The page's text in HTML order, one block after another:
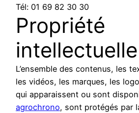
Tél: 01 69 82 30 30
Propriété
intellectuelle
L’ensemble des contenus, les
les vidéos, les marques, les
qui apparaissent ou sont
agrochrono, sont protégés par